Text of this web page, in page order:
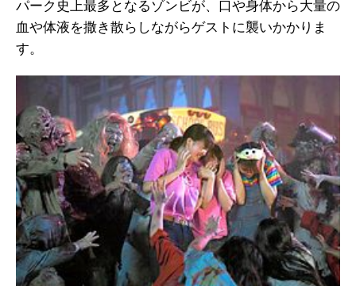
パーク史上最多となるゾンビが、口や身体から大量の
血や体液を撒き散らしながらゲストに襲いかかりま
す。